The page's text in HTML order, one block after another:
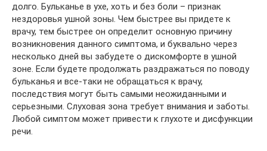
долго. Бульканье в ухе, хоть и без боли – признак
нездоровья ушной зоны. Чем быстрее вы придете к
врачу, тем быстрее он определит основную причину
возникновения данного симптома, и буквально через
несколько дней вы забудете о дискомфорте в ушной
зоне. Если будете продолжать раздражаться по поводу
бульканья и все-таки не обращаться к врачу,
последствия могут быть самыми неожиданными и
серьезными. Слуховая зона требует внимания и заботы.
Любой симптом может привести к глухоте и дисфункции
речи.